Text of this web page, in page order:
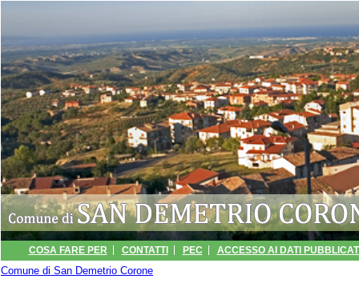
COSA FARE PER CONTATTI PEC
ACCESSO AI DATI
INFORMATIVA
ARCHIVIO EVENTI
Comune di San Demetrio Corone